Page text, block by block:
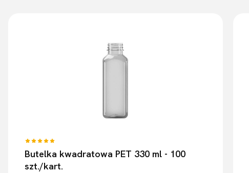
Butelka kwadratowa PET 330 ml - 100
szt./kart.